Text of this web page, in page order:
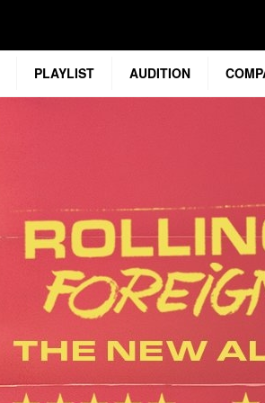
PLAYLIST AUDITION